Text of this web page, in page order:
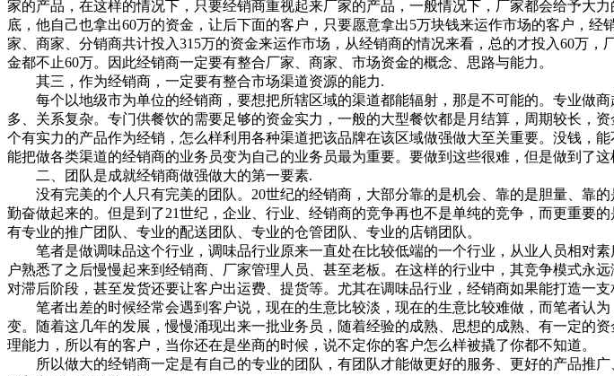
家的产品，在这样的情况下，只要经销商重视起来厂家的产品，一般情况下，厂家都会给予大
底，他自己也拿出60万的资金，让后下面的客户，只要愿意拿出5万块钱来运作市场的客户，
家、商家、分销商共计投入315万的资金来运作市场，从经销商的情况来看，总的才投入60万
金都不止60万。因此经销商一定要有整合厂家、商家、市场资金的概念、思路与能力。
其三，作为经销商，一定要有整合市场渠道资源的能力.
每个以地级市为单位的经销商，要想把所辖区域的渠道都能辐射，那是不可能的。专业做
多、关系复杂。专门供餐饮的需要足够的资金实力，一般的大型餐饮都是月结算，周期较长，
个有实力的产品作为经销，怎么样利用各种渠道把该品牌在该区域做强做大至关重要。没钱，
能把做各类渠道的经销商的业务员变为自己的业务员最为重要。要做到这些很难，但是做到了这
二、团队是成就经销商做强做大的第一要素.
没有完美的个人只有完美的团队。20世纪的经销商，大部分靠的是机会、靠的是胆量、靠的
勤奋做起来的。但是到了21世纪，企业、行业、经销商的竞争再也不是单纯的竞争，而更重要
有专业的推广团队、专业的配送团队、专业的仓管团队、专业的店销团队。
笔者是做调味品这个行业，调味品行业原来一直处在比较低端的一个行业，从业人员相对
户熟悉了之后慢慢起来到经销商、厂家管理人员、甚至老板。在这样的行业中，其竞争模式永
对滞后阶段，甚至发货还要让客户出运费、提货等。尤其在调味品行业，经销商如果能打造一
笔者出差的时候经常会遇到客户说，现在的生意比较淡，现在的生意比较难做，而笔者认
变。随着这几年的发展，慢慢涌现出来一批业务员，随着经验的成熟、思想的成熟、有一定的
理能力，所以有的客户，当你还在是坐商的时候，说不定你的客户怎么样被撬了你都不知道。
所以做大的经销商一定是有自己的专业的团队，有团队才能做更好的服务、更好的产品推广